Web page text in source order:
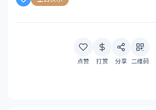
点赞 打赏 分享 二维码